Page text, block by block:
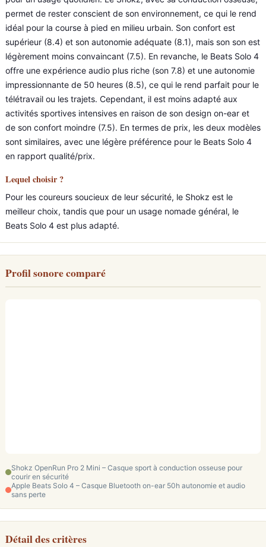
permet de rester conscient de son environnement, ce qui le rend
idéal pour la course à pied en milieu urbain. Son confort est
supérieur (8.4) et son autonomie adéquate (8.1), mais son son est
légèrement moins convaincant (7.5). En revanche, le Beats Solo 4
offre une expérience audio plus riche (son 7.8) et une autonomie
impressionnante de 50 heures (8.5), ce qui le rend parfait pour le
télétravail ou les trajets. Cependant, il est moins adapté aux
activités sportives intensives en raison de son design on-ear et
de son confort moindre (7.5). En termes de prix, les deux modèles
sont similaires, avec une légère préférence pour le Beats Solo 4
en rapport qualité/prix.
Lequel choisir ?
Pour les coureurs soucieux de leur sécurité, le Shokz est le
meilleur choix, tandis que pour un usage nomade général, le
Beats Solo 4 est plus adapté.
Profil sonore comparé
Shokz OpenRun Pro 2 Mini – Casque sport à conduction osseuse pour
courir en sécurité
Apple Beats Solo 4 – Casque Bluetooth on-ear 50h autonomie et audio
sans perte
Détail des critères